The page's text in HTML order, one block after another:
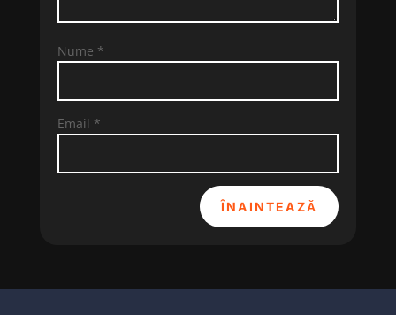
Nume *
Email *
ÎNAINTEAZĂ